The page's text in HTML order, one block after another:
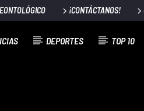
¡CONTÁCTANOS!
DEPORTES TOP 10